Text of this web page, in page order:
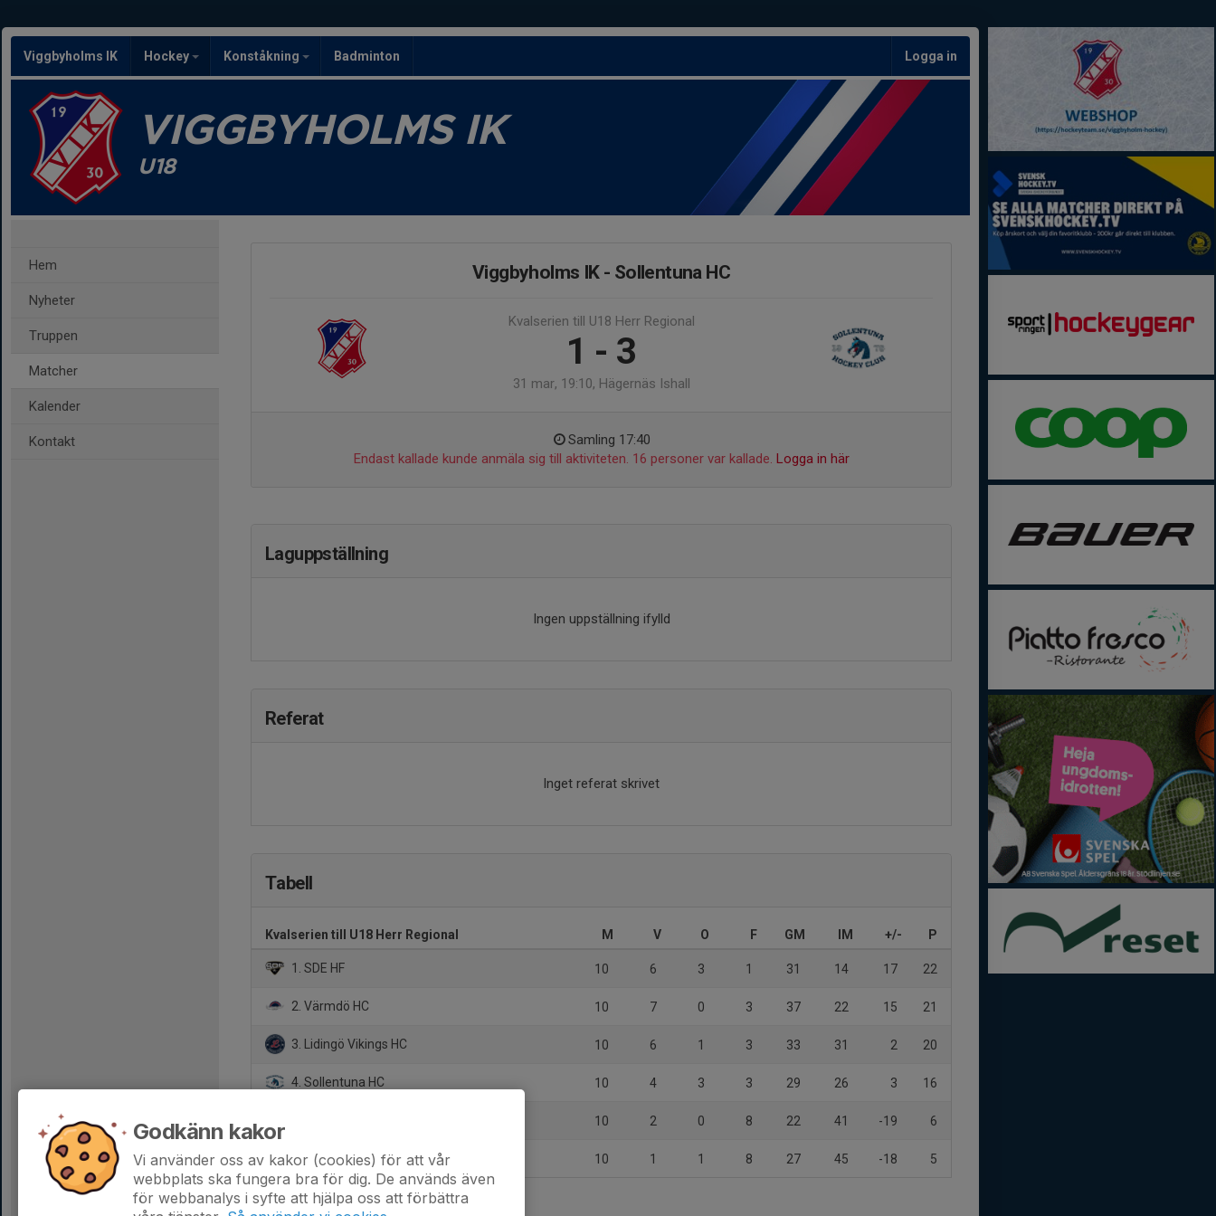
Viggbyholms IK Hockey Konståkning Badminton Logga in
VIGGBYHOLMS IK
U18
Hem
Nyheter
Truppen
Matcher
Kalender
Kontakt
Viggbyholms IK - Sollentuna HC
Kvalserien till U18 Herr Regional
1 - 3
31 mar, 19:10, Hägernäs Ishall
Samling 17:40
Endast kallade kunde anmäla sig till aktiviteten. 16 personer var kallade. Logga in här
Laguppställning
Ingen uppställning ifylld
Referat
Inget referat skrivet
Tabell
Kvalserien till U18 Herr Regional M V O F GM IM +/- P
1. SDE HF 10 6 3 1 31 14 17 22
2. Värmdö HC 10 7 0 3 37 22 15 21
3. Lidingö Vikings HC 10 6 1 3 33 31 2 20
4. Sollentuna HC 10 4 3 3 29 26 3 16
10 2 0 8 22 41 -19 6
6. Boo HC 10 1 1 8 27 45 -18 5
Godkänn kakor
Vi använder oss av kakor (cookies) för att vår
webbplats ska fungera bra för dig. De används även
för webbanalys i syfte att hjälpa oss att förbättra